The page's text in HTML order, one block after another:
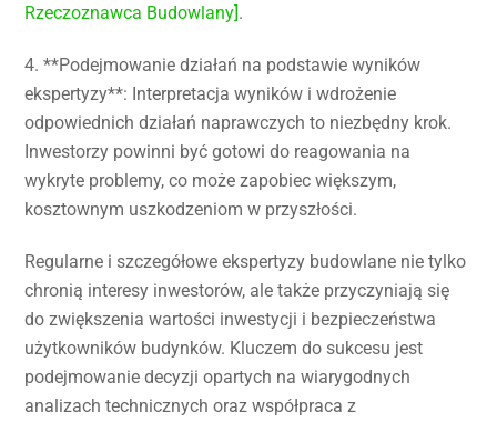
Rzeczoznawca Budowlany].
4. **Podejmowanie działań na podstawie wyników
ekspertyzy**: Interpretacja wyników i wdrożenie
odpowiednich działań naprawczych to niezbędny krok.
Inwestorzy powinni być gotowi do reagowania na
wykryte problemy, co może zapobiec większym,
kosztownym uszkodzeniom w przyszłości.
Regularne i szczegółowe ekspertyzy budowlane nie tylko
chronią interesy inwestorów, ale także przyczyniają się
do zwiększenia wartości inwestycji i bezpieczeństwa
użytkowników budynków. Kluczem do sukcesu jest
podejmowanie decyzji opartych na wiarygodnych
analizach technicznych oraz współpraca z